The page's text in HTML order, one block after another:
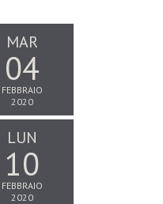
MAR
04
FEBBRAIO
2020
LUN
10
FEBBRAIO
2020